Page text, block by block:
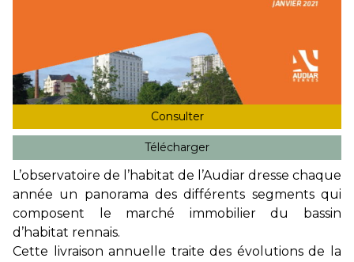
Consulter
Télécharger
L’observatoire de l’habitat de l’Audiar dresse chaque
année un panorama des différents segments qui
composent le marché immobilier du bassin
d’habitat rennais.
Cette livraison annuelle traite des évolutions de la